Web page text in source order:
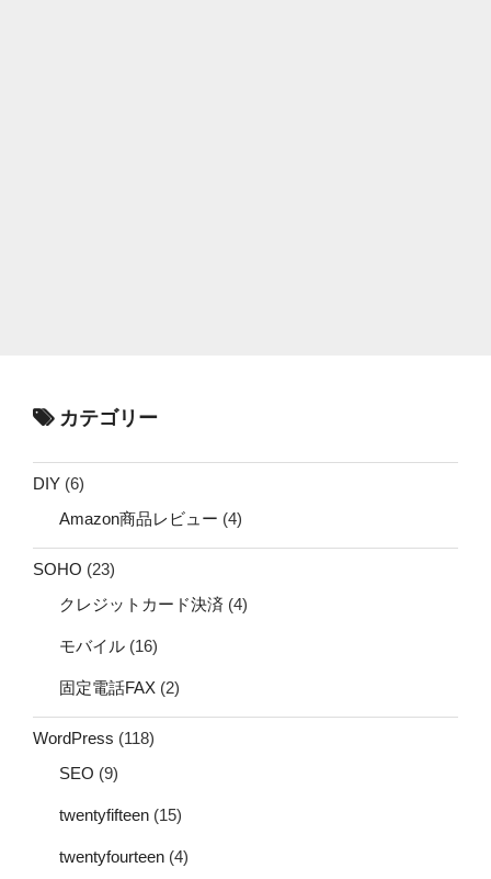
カテゴリー
DIY (6)
Amazon商品レビュー (4)
SOHO (23)
クレジットカード決済 (4)
モバイル (16)
固定電話FAX (2)
WordPress (118)
SEO (9)
twentyfifteen (15)
twentyfourteen (4)